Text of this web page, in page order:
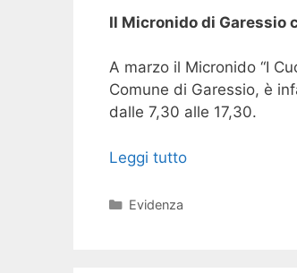
Il Micronido di Garessio
A marzo il Micronido “I
Comune di Garessio, è
dalle 7,30 alle 17,30.
Leggi tutto
Categorie
Evidenza